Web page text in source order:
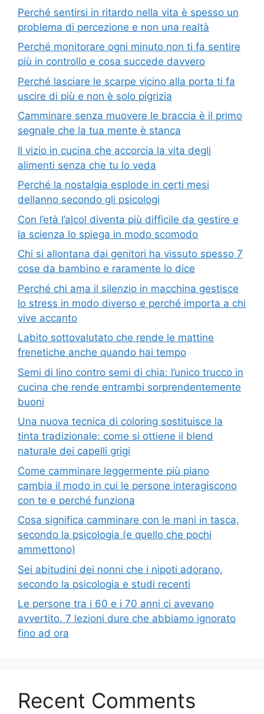
Perché sentirsi in ritardo nella vita è spesso un
problema di percezione e non una realtà
Perché monitorare ogni minuto non ti fa sentire
più in controllo e cosa succede davvero
Perché lasciare le scarpe vicino alla porta ti fa
uscire di più e non è solo pigrizia
Camminare senza muovere le braccia è il primo
segnale che la tua mente è stanca
Il vizio in cucina che accorcia la vita degli
alimenti senza che tu lo veda
Perché la nostalgia esplode in certi mesi
dellanno secondo gli psicologi
Con l’età l’alcol diventa più difficile da gestire e
la scienza lo spiega in modo scomodo
Chi si allontana dai genitori ha vissuto spesso 7
cose da bambino e raramente lo dice
Perché chi ama il silenzio in macchina gestisce
lo stress in modo diverso e perché importa a chi
vive accanto
Labito sottovalutato che rende le mattine
frenetiche anche quando hai tempo
Semi di lino contro semi di chia: l’unico trucco in
cucina che rende entrambi sorprendentemente
buoni
Una nuova tecnica di coloring sostituisce la
tinta tradizionale: come si ottiene il blend
naturale dei capelli grigi
Come camminare leggermente più piano
cambia il modo in cui le persone interagiscono
con te e perché funziona
Cosa significa camminare con le mani in tasca,
secondo la psicologia (e quello che pochi
ammettono)
Sei abitudini dei nonni che i nipoti adorano,
secondo la psicologia e studi recenti
Le persone tra i 60 e i 70 anni ci avevano
avvertito. 7 lezioni dure che abbiamo ignorato
fino ad ora
Recent Comments